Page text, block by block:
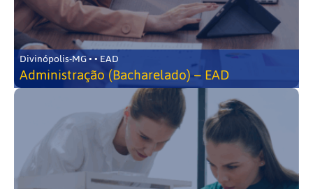
Divinópolis-MG • • EAD
Administração (Bacharelado) – EAD